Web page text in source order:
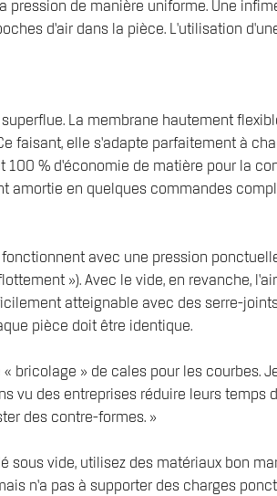
de manière uniforme. Une
d’air dans la pièce. L'utilisation
La membrane hautement
elle s’adapte parfaitement à
% d’économie de matière pour la
amortie en quelques commandes
avec une pression
»). Avec le vide, en revanche,
atteignable avec des serre-
pièce doit être identique.
« bricolage » de cales pour les
vu des entreprises réduire leurs
des contre-formes. »
sous vide, utilisez des matériaux bon
n’a pas à supporter des charges